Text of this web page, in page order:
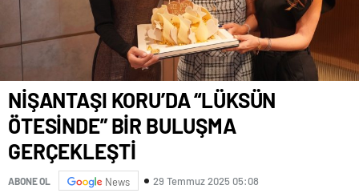
NİŞANTAŞI KORU’DA “LÜKSÜN
ÖTESİNDE” BİR BULUŞMA
GERÇEKLEŞTİ
ABONE OL News 29 Temmuz 2025 05:08